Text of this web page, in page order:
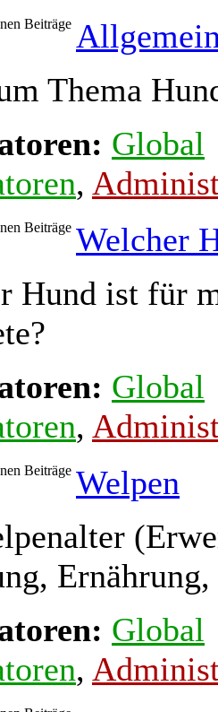
Thema
Global
,
Welcher
Hund ist für
Global
,
Welpen
Global
,